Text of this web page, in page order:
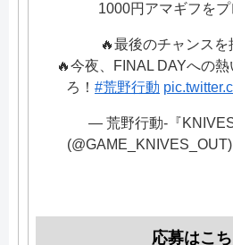
1000円アマギフを
🔥最後のチャンスを
🔥今夜、FINAL DAYへの
ろ！ #荒野行動
— 荒野行動-『
(@GAME_KNIVES_OUT)
応募はこ